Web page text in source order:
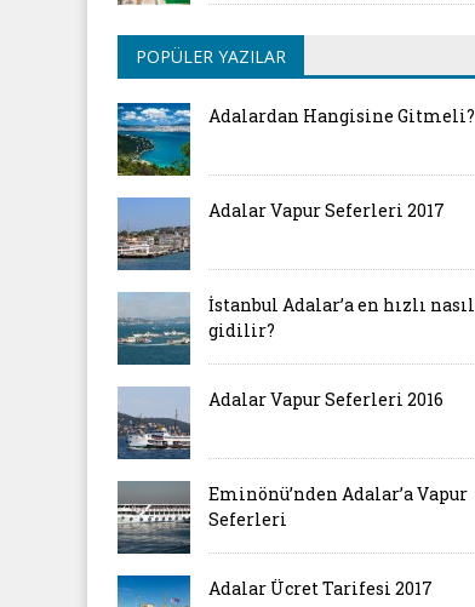
POPÜLER YAZILAR
Adalardan Hangisine Gitmeli?
Adalar Vapur Seferleri 2017
İstanbul Adalar’a en hızlı nasıl
gidilir?
Adalar Vapur Seferleri 2016
Eminönü’nden Adalar’a Vapur
Seferleri
Adalar Ücret Tarifesi 2017